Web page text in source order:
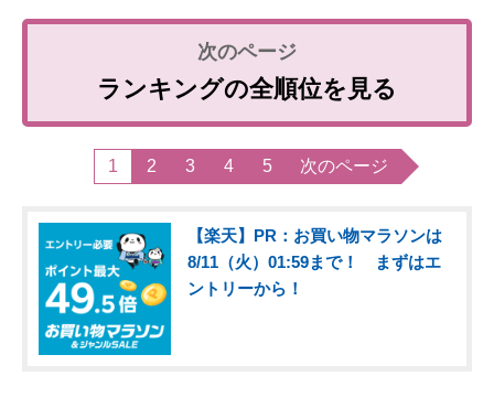
ランキングの全順位を見る
1 2 3 4 5 次のページ
【楽天】PR：お買い物マラソンは
8/11（火）01:59まで！ まずはエ
ントリーから！